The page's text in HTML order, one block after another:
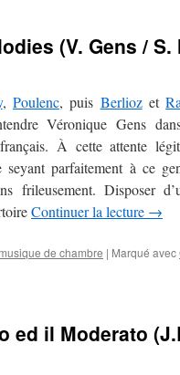
(V. Gens / S.
, Poulenc, puis Berliozet
Véronique Gens
À cette attente
seyant parfaitement à ce
frileusement. Disposer
Continuer la lecture →
de chambre | Marqué avec
ed il Moderato